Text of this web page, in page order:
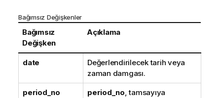
Bağımsız Değişkenler
Bağımsız
Değişken
Açıklama
date
Değerlendirilecek tarih veya
zaman damgası.
period_no period_no, tamsayıya